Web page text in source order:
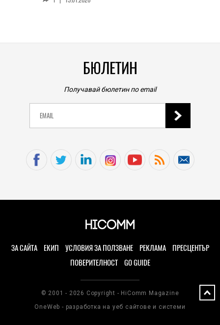
БЮЛЕТИН
Получавай бюлетин по email
ЗА САЙТА ЕКИП УСЛОВИЯ ЗА ПОЛЗВАНЕ РЕКЛАМА
ПРЕСЦЕНТЪР
ПОВЕРИТЕЛНОСТ
GO GUIDE
© 2001 - 2026 Copyright - HiComm Magazine
OneWeb - разработка на уеб сайтове и системи